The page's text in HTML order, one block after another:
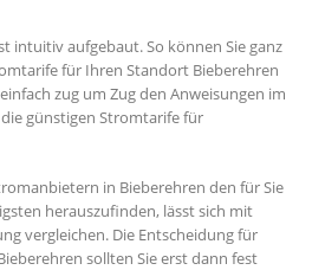
intuitiv aufgebaut. So können Sie ganz
für Ihren Standort Bieberehren
zug um Zug den Anweisungen im
günstigen Stromtarife für
in Bieberehren den für Sie
herauszufinden, lässt sich mit
vergleichen. Die Entscheidung für
sollten Sie erst dann fest